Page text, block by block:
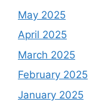
May 2025
April 2025
March 2025
February 2025
January 2025